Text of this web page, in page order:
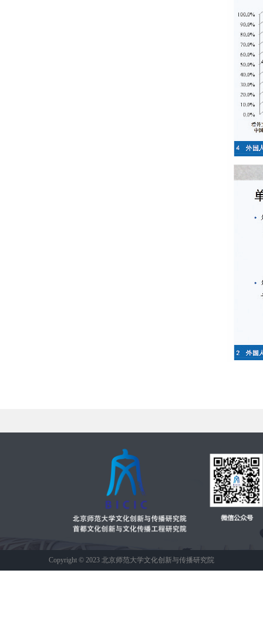
Copyright © 2023 北京师范大学文化创新与传播研究院